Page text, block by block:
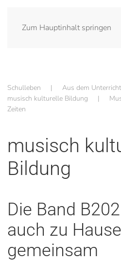
Zum Hauptinhalt springen
Schulleben Aus dem Unterricht
musisch kulturelle Bildung
Zeiten
musisch
Bildung
Die Band
auch zu Hause
gemeinsam